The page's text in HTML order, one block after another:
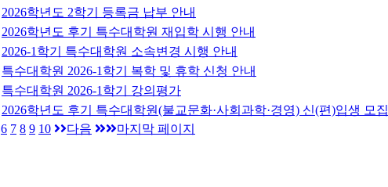
2026학년도 2학기 등록금 납부 안내
2026학년도 후기 특수대학원 재입학 시행 안내
2026-1학기 특수대학원 소속변경 시행 안내
특수대학원 2026-1학기 복학 및 휴학 신청 안내
특수대학원 2026-1학기 강의평가
2026학년도 후기 특수대학원(불교문화·사회과학·경영) 신(편)입생 모집
6 7 8 9 10 다음 마지막 페이지